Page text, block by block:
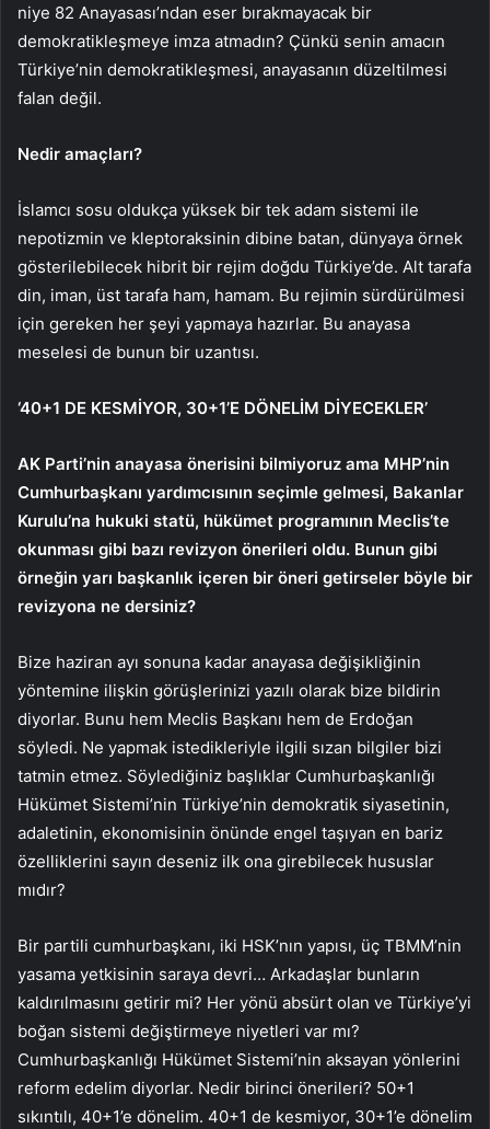
niye 82 Anayasası’ndan eser bırakmayacak bir
demokratikleşmeye imza atmadın? Çünkü senin amacın
Türkiye’nin demokratikleşmesi, anayasanın düzeltilmesi
falan değil.
Nedir amaçları?
İslamcı sosu oldukça yüksek bir tek adam sistemi ile
nepotizmin ve kleptoraksinin dibine batan, dünyaya örnek
gösterilebilecek hibrit bir rejim doğdu Türkiye’de. Alt tarafa
din, iman, üst tarafa ham, hamam. Bu rejimin sürdürülmesi
için gereken her şeyi yapmaya hazırlar. Bu anayasa
meselesi de bunun bir uzantısı.
‘40+1 DE KESMİYOR, 30+1’E DÖNELİM DİYECEKLER’
AK Parti’nin anayasa önerisini bilmiyoruz ama MHP’nin
Cumhurbaşkanı yardımcısının seçimle gelmesi, Bakanlar
Kurulu’na hukuki statü, hükümet programının Meclis’te
okunması gibi bazı revizyon önerileri oldu. Bunun gibi
örneğin yarı başkanlık içeren bir öneri getirseler böyle bir
revizyona ne dersiniz?
Bize haziran ayı sonuna kadar anayasa değişikliğinin
yöntemine ilişkin görüşlerinizi yazılı olarak bize bildirin
diyorlar. Bunu hem Meclis Başkanı hem de Erdoğan
söyledi. Ne yapmak istedikleriyle ilgili sızan bilgiler bizi
tatmin etmez. Söylediğiniz başlıklar Cumhurbaşkanlığı
Hükümet Sistemi’nin Türkiye’nin demokratik siyasetinin,
adaletinin, ekonomisinin önünde engel taşıyan en bariz
özelliklerini sayın deseniz ilk ona girebilecek hususlar
mıdır?
Bir partili cumhurbaşkanı, iki HSK’nın yapısı, üç TBMM’nin
yasama yetkisinin saraya devri… Arkadaşlar bunların
kaldırılmasını getirir mi? Her yönü absürt olan ve Türkiye’yi
boğan sistemi değiştirmeye niyetleri var mı?
Cumhurbaşkanlığı Hükümet Sistemi’nin aksayan yönlerini
reform edelim diyorlar. Nedir birinci önerileri? 50+1
sıkıntılı, 40+1’e dönelim. 40+1 de kesmiyor, 30+1’e dönelim